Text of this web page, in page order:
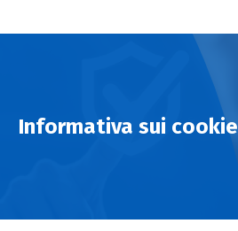
Informativa sui cookie